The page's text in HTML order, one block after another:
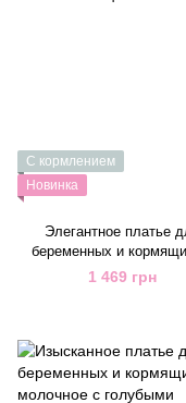
С кормлением
Новинка
Элегантное платье
беременных и
штапеля голубое с
цветками
1 469 грн